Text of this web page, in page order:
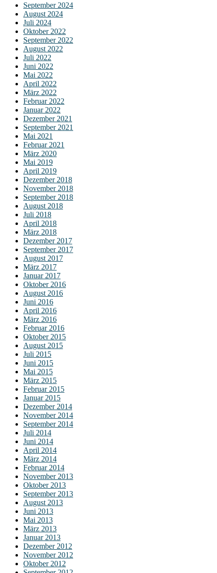
September 2024
August 2024
Juli 2024
Oktober 2022
September 2022
August 2022
Juli 2022
Juni 2022
Mai 2022
April 2022
März 2022
Februar 2022
Januar 2022
Dezember 2021
September 2021
Mai 2021
Februar 2021
März 2020
Mai 2019
April 2019
Dezember 2018
November 2018
September 2018
August 2018
Juli 2018
April 2018
März 2018
Dezember 2017
September 2017
August 2017
März 2017
Januar 2017
Oktober 2016
August 2016
Juni 2016
April 2016
März 2016
Februar 2016
Oktober 2015
August 2015
Juli 2015
Juni 2015
Mai 2015
März 2015
Februar 2015
Januar 2015
Dezember 2014
November 2014
September 2014
Juli 2014
Juni 2014
April 2014
März 2014
Februar 2014
November 2013
Oktober 2013
September 2013
August 2013
Juni 2013
Mai 2013
März 2013
Januar 2013
Dezember 2012
November 2012
Oktober 2012